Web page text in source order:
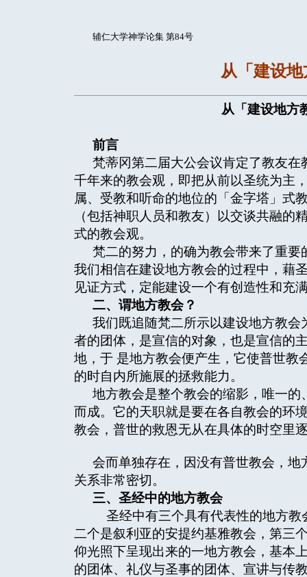
辅仁大学神学论集 第84号
从「建设
从「建设地方
前言
梵蒂冈第二届大公会议肯定了教友
千年来的教会观，即把从前以圣统为主
属、受教和听命的地位的「金字塔」式
（包括神职人员和教友）以交谈共融
式的教会观。
梵二的努力，的确为教会带来了重
我们相信在建设地方教会的过程中，藉
见证方式，定能建设一个有创造性和充
二、谓地方教会？
我们既追随梵二所示以建设地方教
者的团体，是宣信的对象，也是宣信的
地，于 是地方教会便产生，它使普世教
的时自内所施展的拯救能力。
地方教会是整个教会的缩影，唯一
而成。它的天职就是要在各自教会的环
教会，普世的救恩无从在具体的时空里
会而单独存在，因没有普世教会，
关系非常密切。
三、圣经中的地方教会
圣经中有三个具有代表性的地方教
二个是叙利亚的安提约基雅教会，第三
仰光照下呈现出来的一地方教会，基本
的团体、礼仪与圣事的团体、宣讲与传